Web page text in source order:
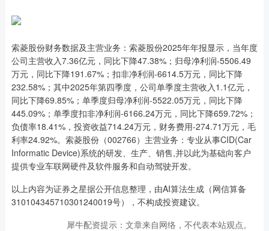
索菱股份财务数据及主营业务：索菱股份2025年年报显示，当年度
公司主营收入7.36亿元，同比下降47.38%；归母净利润-5506.49
万元，同比下降191.67%；扣非净利润-6614.5万元，同比下降
232.58%；其中2025年第四季度，公司单季度主营收入1.1亿元，
同比下降69.85%；单季度归母净利润-5522.05万元，同比下降
445.09%；单季度扣非净利润-6166.24万元，同比下降659.72%；
负债率18.41%，投资收益714.24万元，财务费用-274.71万元，毛
利率24.92%。索菱股份（002766）主营业务：专业从事CID(Car
Informatic Device)系统的研发、生产、销售,并以此为基础向客户
提供专业车联网硬件及软件服务和自动驾驶开发。
以上内容为证券之星据公开信息整理，由AI算法生成（网信算备
310104345710301240019号），不构成投资建议。
犀牛配资提示：文章来自网络，不代表本站观点。